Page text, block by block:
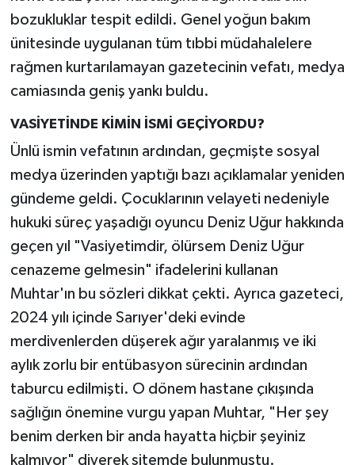
bozukluklar tespit edildi. Genel yoğun bakım
ünitesinde uygulanan tüm tıbbi müdahalelere
rağmen kurtarılamayan gazetecinin vefatı, medya
camiasında geniş yankı buldu.
VASİYETİNDE KİMİN İSMİ GEÇİYORDU?
Ünlü ismin vefatının ardından, geçmişte sosyal
medya üzerinden yaptığı bazı açıklamalar yeniden
gündeme geldi. Çocuklarının velayeti nedeniyle
hukuki süreç yaşadığı oyuncu Deniz Uğur hakkında
geçen yıl "Vasiyetimdir, ölürsem Deniz Uğur
cenazeme gelmesin" ifadelerini kullanan
Muhtar'ın bu sözleri dikkat çekti. Ayrıca gazeteci,
2024 yılı içinde Sarıyer'deki evinde
merdivenlerden düşerek ağır yaralanmış ve iki
aylık zorlu bir entübasyon sürecinin ardından
taburcu edilmişti. O dönem hastane çıkışında
sağlığın önemine vurgu yapan Muhtar, "Her şey
benim derken bir anda hayatta hiçbir şeyiniz
kalmıyor" diyerek sitemde bulunmuştu.